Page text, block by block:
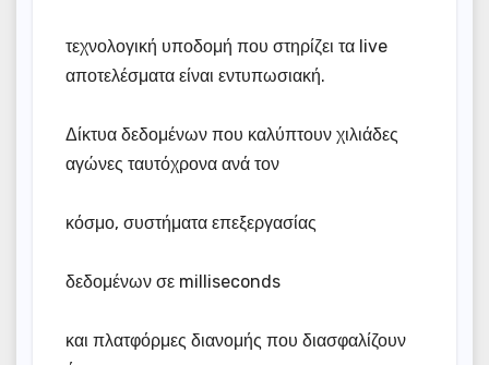
τεχνολογική υποδομή που στηρίζει τα live
αποτελέσματα είναι εντυπωσιακή.
Δίκτυα δεδομένων που καλύπτουν χιλιάδες
αγώνες ταυτόχρονα ανά τον
κόσμο, συστήματα επεξεργασίας
δεδομένων σε milliseconds
και πλατφόρμες διανομής που διασφαλίζουν